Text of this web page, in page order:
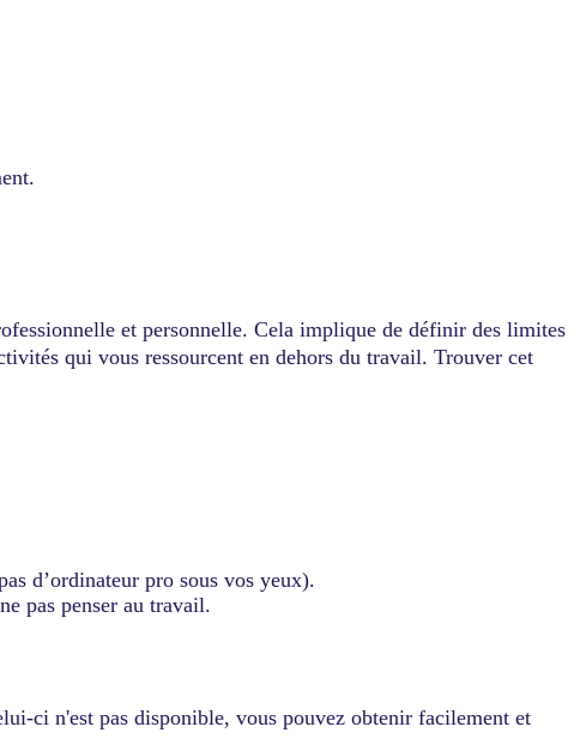
et personnelle. Cela implique de définir des limites
qui vous ressourcent en dehors du travail. Trouver cet
d’ordinateur pro sous vos yeux).
pas penser au travail.
ci n'est pas disponible, vous pouvez obtenir facilement et